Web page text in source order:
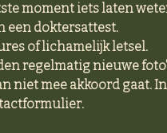
moment iets laten
een doktersattest.
of lichamelijk letsel.
regelmatig nieuwe
niet mee akkoord gaat.